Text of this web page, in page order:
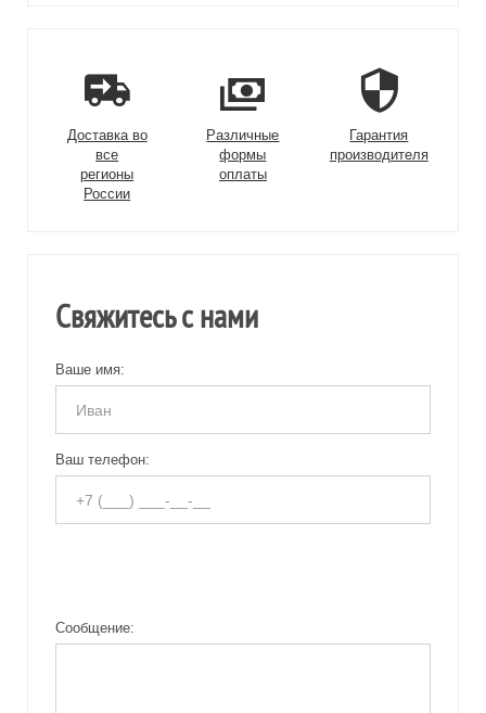
Доставка во
все
регионы
России
Различные
формы
оплаты
Гарантия
производителя
Свяжитесь с нами
Ваше имя:
Ваш телефон:
Сообщение: